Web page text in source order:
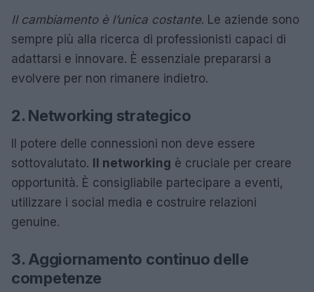
Il cambiamento è l’unica costante. Le aziende sono
sempre più alla ricerca di professionisti capaci di
adattarsi e innovare. È essenziale prepararsi a
evolvere per non rimanere indietro.
2. Networking strategico
Il potere delle connessioni non deve essere
sottovalutato. Il networking è cruciale per creare
opportunità. È consigliabile partecipare a eventi,
utilizzare i social media e costruire relazioni
genuine.
3. Aggiornamento continuo delle
competenze